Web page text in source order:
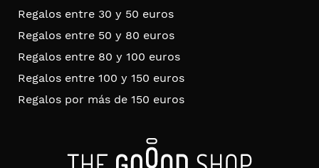
Regalos entre 30 y 50 euros
Regalos entre 50 y 80 euros
Regalos entre 80 y 100 euros
Regalos entre 100 y 150 euros
Regalos por más de 150 euros